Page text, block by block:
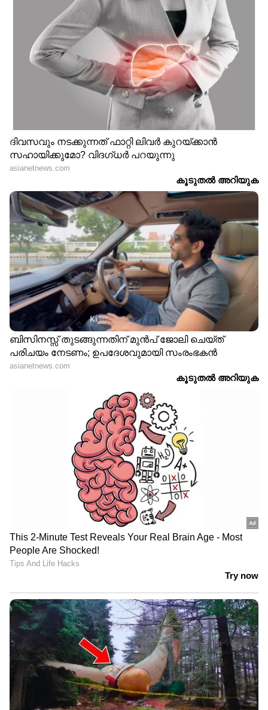
സിനിമയുടെ ചിത്രീകരണത്തിന്
തായ്‌ലൻഡിലായിരുന്നു തുടക്കം കുറിച്ചിരുന്നത്.
ഓങ്-ബാക്ക് 2, ബാഹുബലി-2: കൺക്ലൂഷൻ,
ജവാൻ, ബാഗി 2, പൊന്നിയൻ സെൽവൻ പാർട്ട്
1 തുടങ്ങിയ ശ്രദ്ധേയ സിനിമകൾക്ക് ആക്ഷൻ
ഒരുക്കിയ ലോക പ്രശസ്തനായ സ്റ്റണ്ട്
കോറിയോഗ്രഫർ കെച്ച കെംബഡികെ ആണ്
ചിത്രത്തിൽ ആക്ഷനൊരുക്കുന്നത്. സിനിമയുടെ
രചന നിർവ്വഹിച്ചിരിക്കുന്നത് പോൾ ജോർജ്,
ജോബി വർഗ്ഗീസ്, ജെറോ ജേക്കബ്
എന്നിവരാണ്. സംഭാഷണം ഒരുക്കുന്നത് ബിഗ്
ബി, ചാപ്പ കുരിശ്, മുന്നറിയിപ്പ്, ചാർലി തുടങ്ങിയ
സിനിമകളിലൂടെ ശ്രദ്ധേയനായ എഴുത്തുകാരൻ
ഉണ്ണി ആറാണ്. എഡിറ്റിംഗ് നിർവ്വഹിക്കുന്നത്
മലയാളത്തിലെ ശ്രദ്ധേയനായ എഡിറ്റർ ഷമീർ
മുഹമ്മദ് ആണ്. വേറിട്ട ഗാനങ്ങളൊരുക്കി
ചുരുങ്ങിയ കാലം കൊണ്ട് സംഗീത ലോകത്ത്
ശ്രദ്ധേയനായ നിഹാൽ സാദിഖ് 'കാട്ടാളന് '
വേണ്ടി ഒരു ഇലക്ട്രിഫൈയിങ് പ്രൊമോ ഗാനം
ഒരുക്കുന്നുമുണ്ട്. ഐഡന്‍റ് ലാബ്സ് ആണ്
ടൈറ്റിൽ ഗ്രാഫിക്സ്. അഡീഷണൽ സോങ്ങ്:
ബി. അജനീഷ് ലോക്‌നാഥ്, ഡിഒപി: രെണദേവ്,
അഡീഷണൽ ഡിഒപി: ചന്ദ്രു സെൽവരാജ്,
സുദീപ് എളമൺ, ഓഡിയോഗ്രഫി: എം.ആർ
രാജാകൃഷ്ണൻ, പ്രൊഡക്ഷൻ ഡിസൈനർ:
സുനിൽ ദാസ്, ക്രിയേറ്റീവ് പ്രൊഡ്യൂസർ: ഡിപിൽ
ദേവ്, എക്സിക്യുട്ടീവ് പ്രൊഡ്യൂസർ: ജുമാന
ഷെരീഫ്, പ്രൊഡക്ഷൻ കൺട്രോളർ: ദീപക്
പരമേശ്വരൻ, സൗണ്ട് ഡിസൈനർ: കിഷാൻ,
കോസ്റ്റ്യൂം: ധന്യ ബാലകൃഷ്ണൻ, മേക്കപ്പ്:
റോണക്സ് സേവ്യർ, സ്റ്റിൽസ്: അമൽ സി സദർ,
കോറിയോഗ്രാഫർ: ഷെരീഫ്, സ്റ്റണ്ട് സന്തോഷ്
മാസ്റ്റർ, ഗാനരചന: വിനായക് ശശികുമാർ,